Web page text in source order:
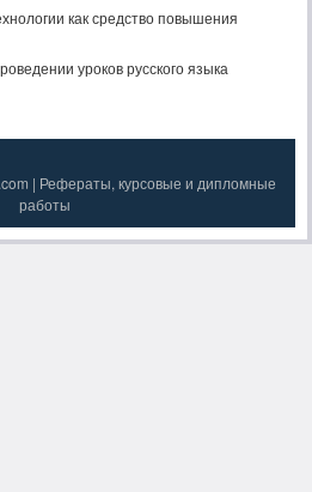
как средство повышения
уроков русского языка
| Рефераты, курсовые и дипломные
работы